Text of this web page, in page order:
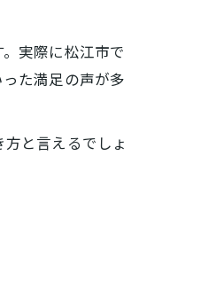
実際に松江市で
た満足の声が多
と言えるでしょ